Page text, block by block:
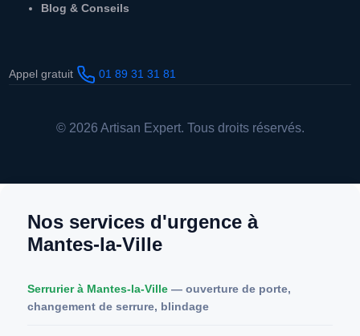
Blog & Conseils
Appel gratuit 01 89 31 31 81
© 2026 Artisan Expert. Tous droits réservés.
Nos services d'urgence à
Mantes-la-Ville
Serrurier à Mantes-la-Ville — ouverture de porte,
changement de serrure, blindage